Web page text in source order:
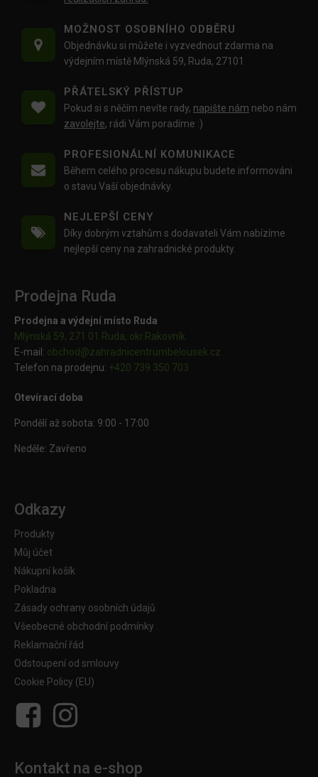
MOŽNOST OSOBNÍHO ODBĚRU
Objednávku si můžete i vyzvednout zdarma na
výdejním místě Mlýnská 59, Ruda, 27101
PŘÁTELSKÝ PŘÍSTUP
Pokud si s něčím nevíte rady, napište nám nebo nám
zavolejte, rádi Vám poradíme :)
PROFESIONÁLNÍ KOMUNIKACE
Během celého procesu nákupu budete informováni
o stavu Vaší objednávky.
NEJLEPŠÍ CENY
Díky dobrým vztahům s dodavateli Vám nabízíme
nejlepší ceny na zahradnické produkty.
Prodejna Ruda
Prodejna a výdejní místo Ruda
Mlýnská 59, 271 01 Ruda, okr.Rakovník
E-mail: obchod@zahradnicentrumbelousek.cz
Telefon na prodejnu: +420 739 350 703
Otevírací doba
Pondělí až sobota: 9:00 - 17:00
Neděle: Zavřeno
Odkazy
Produkty
Můj účet
Nákupní košík
Pokladna
Zásady ochrany osobních údajů
Všeobecné obchodní podmínky
Reklamační řád
Odstoupení od smlouvy
Cookie Policy (EU)
Kontakt na e-shop